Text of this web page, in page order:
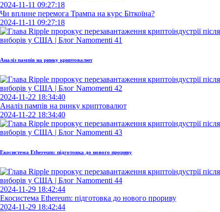
2024-11-11 09:27:18
Чи вплине перемога Трампа на курс Біткоїна?
2024-11-11 09:27:18
Аналіз пампів на ринку криптовалют
2024-11-22 18:34:40
Аналіз пампів на ринку криптовалют
2024-11-22 18:34:40
Екосистема Ethereum: підготовка до нового прориву
2024-11-29 18:42:44
Екосистема Ethereum: підготовка до нового прориву
2024-11-29 18:42:44